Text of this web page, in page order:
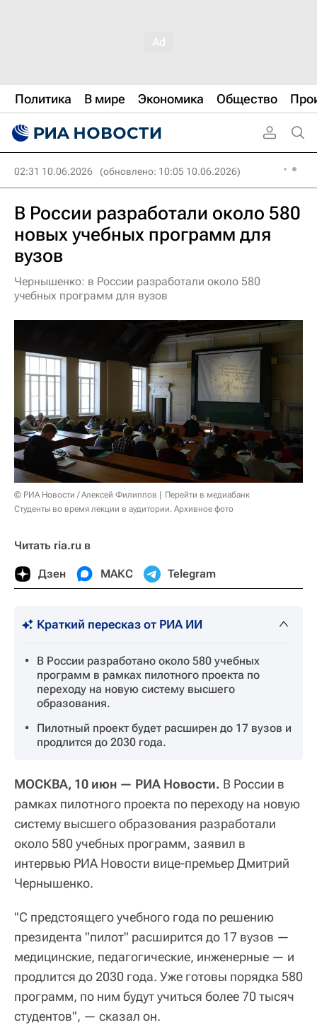
Политика В мире Экономика Общество
02:31 10.06.2026 (обновлено: 10:05 10.06.2026)
В России разработали около 580
новых учебных программ для
вузов
Чернышенко: в России разработали около 580
учебных программ для вузов
© РИА Новости / Алексей Филиппов
Перейти в медиабанк
Студенты во время лекции в аудитории. Архивное фото
Читать ria.ru в
Дзен МАКС Telegram
Краткий пересказ от РИА ИИ
В России разработано около 580 учебных
программ в рамках пилотного проекта по
переходу на новую систему высшего
образования.
Пилотный проект будет расширен до 17 вузов и
продлится до 2030 года.
МОСКВА, 10 июн — РИА Новости. В России в
рамках пилотного проекта по переходу на новую
систему высшего образования разработали
около 580 учебных программ, заявил в
интервью РИА Новости вице-премьер Дмитрий
Чернышенко.
"С предстоящего учебного года по решению
президента "пилот" расширится до 17 вузов —
медицинские, педагогические, инженерные — и
продлится до 2030 года. Уже готовы порядка 580
программ, по ним будут учиться более 70 тысяч
студентов", — сказал он.